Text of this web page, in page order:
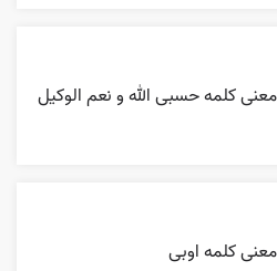
معنی کلمه حسبی الله و نعم الوکیل
معنی کلمه اوبی